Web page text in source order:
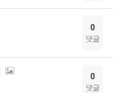
0
댓글
0
댓글